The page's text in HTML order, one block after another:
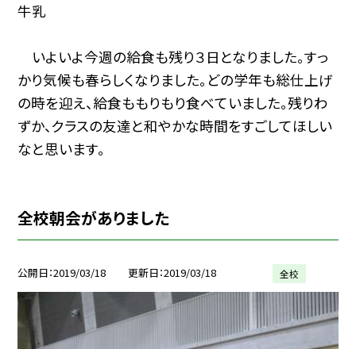
牛乳
いよいよ今週の給食も残り３日となりました。すっ
かり気候も春らしくなりました。どの学年も総仕上げ
の時を迎え、給食ももりもり食べていました。残りわ
ずか、クラスの友達と和やかな時間をすごしてほしい
なと思います。
全校朝会がありました
公開日 2019/03/18 更新日 2019/03/18 全校